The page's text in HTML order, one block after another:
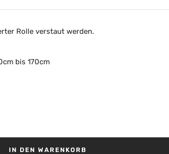
Rolle verstaut werden.
bis 170cm
IN DEN WARENKORB